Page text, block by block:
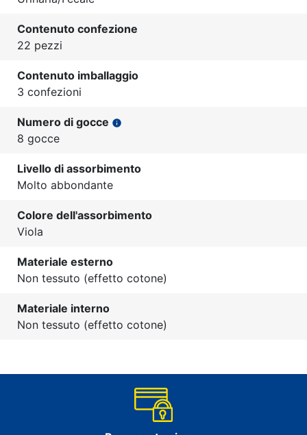
Contenuto confezione
22 pezzi
Contenuto imballaggio
3 confezioni
Numero di gocce info
8 gocce
Livello di assorbimento
Molto abbondante
Colore dell'assorbimento
Viola
Materiale esterno
Non tessuto (effetto cotone)
Materiale interno
Non tessuto (effetto cotone)